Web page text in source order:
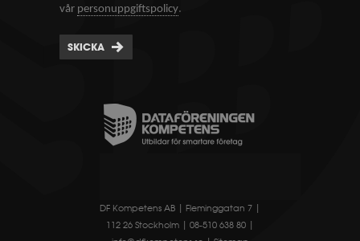
vår personuppgiftspolicy.
SKICKA
DF Kompetens AB | Fleminggatan 7 |
112 26 Stockholm | 08-510 638 80 |